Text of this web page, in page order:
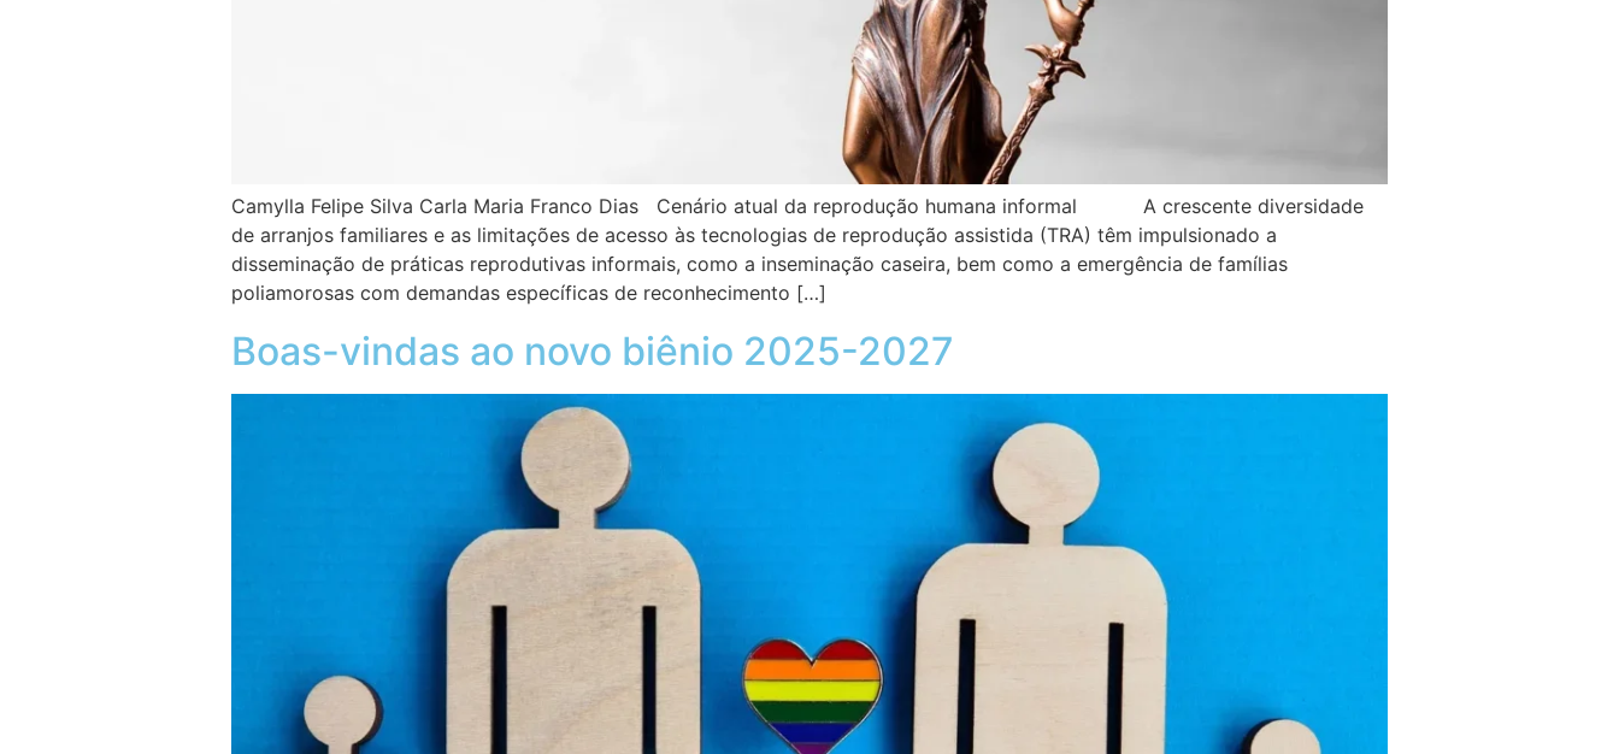
Camylla Felipe Silva Carla Maria Franco Dias Cenário atual da reprodução humana informal A crescente diversidade
de arranjos familiares e as limitações de acesso às tecnologias de reprodução assistida (TRA) têm impulsionado a
disseminação de práticas reprodutivas informais, como a inseminação caseira, bem como a emergência de famílias
poliamorosas com demandas específicas de reconhecimento […]
Boas-vindas ao novo biênio 2025-2027